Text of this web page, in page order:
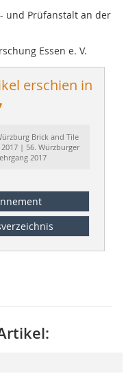
und Prüfanstalt an der
Essen e. V.
erschien in
Brick and Tile
| 56. Würzburger
2017